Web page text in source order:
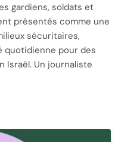
gardiens, soldats et
présentés comme une
sécuritaires,
quotidienne pour des
Israël. Un journaliste